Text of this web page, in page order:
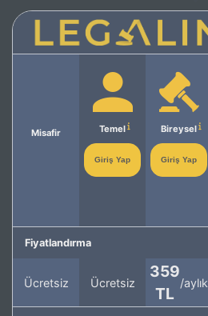
Misafir Temel
Giriş Yap
Bireysel
Giriş Yap
Fiyatlandırma
Ücretsiz Ücretsiz
359
TL
/aylık